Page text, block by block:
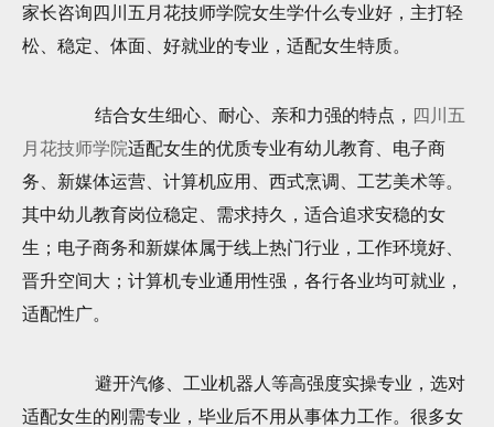
路运输专业
成都好的公办技校四川五月花技师学院推荐｜铁
算机应用技术专业
家长咨询四川五月花技师学院女生学什么专业好，主打轻
松、稳定、体面、好就业的专业，适配女生特质。
结合女生细心、耐心、亲和力强的特点， 四川五
月花技师学院适配女生的优质专业有幼儿教育、电子商
务、新媒体运营、计算机应用、西式烹调、工艺美术等。
其中幼儿教育岗位稳定、需求持久，适合追求安稳的女
生；电子商务和新媒体属于线上热门行业，工作环境好、
晋升空间大；计算机专业通用性强，各行各业均可就业，
适配性广。
避开汽修、工业机器人等高强度实操专业，选对
适配女生的刚需专业，毕业后不用从事体力工作。很多女